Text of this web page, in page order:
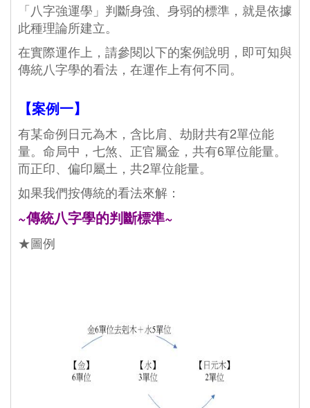
「八字強運學」判斷身強、身弱的標準，就是依據
此種理論所建立。
在實際運作上，請參閱以下的案例說明，即可知與
傳統八字學的看法，在運作上有何不同。
【案例一】
有某命例日元為木，含比肩、劫財共有2單位能
量。命局中，七煞、正官屬金，共有6單位能量。
而正印、偏印屬土，共2單位能量。
如果我們按傳統的看法來解：
~傳統八字學的判斷標準~
★圖例